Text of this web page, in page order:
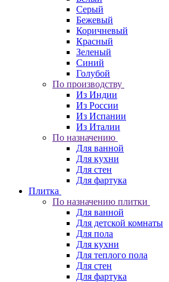
Серый
Бежевый
Коричневый
Красный
Зеленый
Синий
Голубой
По производству
Из Индии
Из России
Из Испании
Из Италии
По назначению
Для ванной
Для кухни
Для стен
Для фартука
Плитка
По назначению плитки
Для ванной
Для детской комнаты
Для пола
Для кухни
Для теплого пола
Для стен
Для фартука